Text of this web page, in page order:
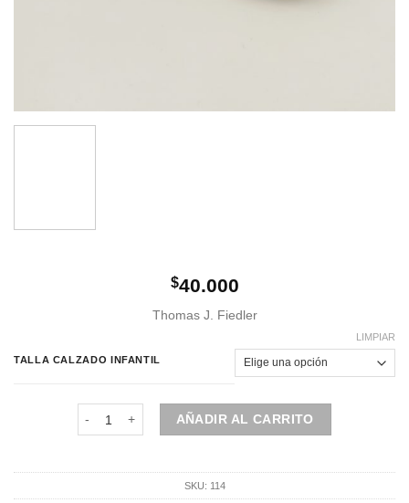
$40.000
Thomas J. Fiedler
TALLA CALZADO INFANTIL
LIMPIAR
Calzado de niño | COD: 114 cantidad
AÑADIR AL CARRITO
SKU: 114